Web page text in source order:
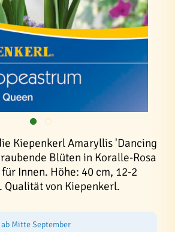
Kiepenkerl Amaryllis 'Dancing
Blüten in Koralle-Rosa
Innen. Höhe: 40 cm, 12-2
Qualität von Kiepenkerl.
Mitte September